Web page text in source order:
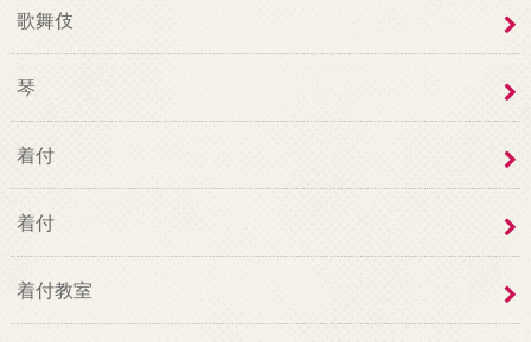
歌舞伎
琴
着付
着付
着付教室